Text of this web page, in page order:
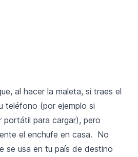
al hacer la maleta, sí traes el
teléfono (por ejemplo si
portátil para cargar), pero
el enchufe en casa. No
se usa en tu país de destino